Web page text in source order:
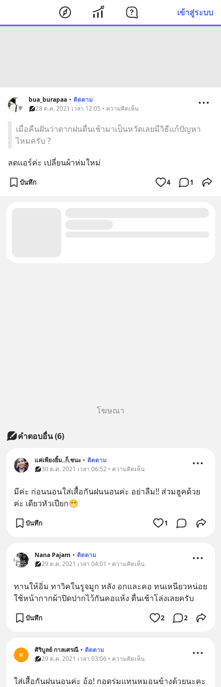
เข้าสู่ระบบ
bua_burapaa • ติดตาม
28 ต.ค. 2021 เวลา 12:05 • ความคิดเห็น
เมื่อคืนฝันว่าตากฝนตื่นเช้ามาเป็นหวัดเลยมีวิธีแก้ปัญหา
ไหมครับ ?
ลดแอร์ค่ะ เปลี่ยนผ้าห่มใหม่
บันทึก 4 1
โฆษณา
คำตอบอื่น(6)
แค่เพียงยิ้ม..ก็.ชนะ • ติดตาม
30 ต.ค. 2021 เวลา 06:52 • ความคิดเห็น
มีค่ะ ก่อนนอนใส่เสื้อกันฝนนอนค่ะ อย่าลืม!! ส่วมฮูคด้วย
ค่ะ เดียวหัวเปียก😁
บันทึก 1
Nana Pajam • ติดตาม
29 ต.ค. 2021 เวลา 04:01 • ความคิดเห็น
ทานให้อิ่ม​ ทาวิคในรูจมูก​ หลัง​ อกและคอ ทนเหนียวหน่อย​
ใช้หน้ากากผ้าปิดปากไว้กันคอแห้ง​ ตื่นเช้าโล่งเลยครับ
บันทึก 2 2
ศ
ศิริบูลย์ กาลเศรณี • ติดตาม
29 ต.ค. 2021 เวลา 03:06 • ความคิดเห็น
ใส่เสื้อกันฝนนอนค่ะ อ้อ! กอดร่มแทนหมอนข้างด้วยนะคะ